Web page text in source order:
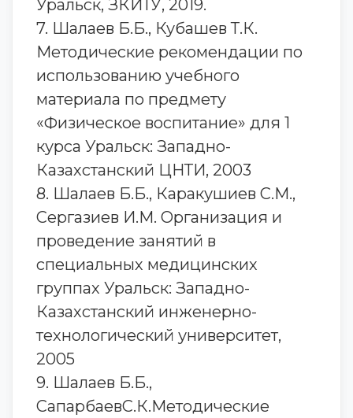
Уральск, ЗКИТУ, 2019.
7. Шалаев Б.Б., Кубашев Т.К.
Методические рекомендации по
использованию учебного
материала по предмету
«Физическое воспитание» для 1
курса Уральск: Западно-
Казахстанский ЦНТИ, 2003
8. Шалаев Б.Б., Каракушиев С.М.,
Сергазиев И.М. Организация и
проведение занятий в
специальных медицинских
группах Уральск: Западно-
Казахстанский инженерно-
технологический университет,
2005
9. Шалаев Б.Б.,
СапарбаевС.К.Методические